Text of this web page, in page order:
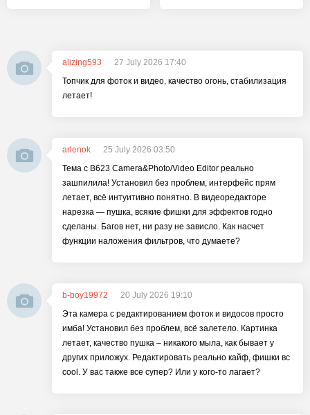
alizing593
27 July 2026 17:40
Топчик для фоток и видео, качество огонь, стабилизация
летает!
arlenok
25 July 2026 03:50
Тема с B623 Camera&Photo/Video Editor реально
зашпилила! Установил без проблем, интерфейс прям
летает, всё интуитивно понятно. В видеоредакторе
нарезка — пушка, всякие фишки для эффектов годно
сделаны. Багов нет, ни разу не зависло. Как насчет
функции наложения фильтров, что думаете?
b-boy19972
20 July 2026 19:10
Эта камера с редактированием фоток и видосов просто
имба! Установил без проблем, всё залетело. Картинка
летает, качество пушка – никакого мыла, как бывает у
других приложух. Редактировать реально кайф, фишки вс
cool. У вас также все супер? Или у кого-то лагает?